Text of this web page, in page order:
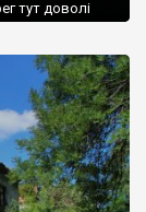
тут доволі
навколишніх
дати […]